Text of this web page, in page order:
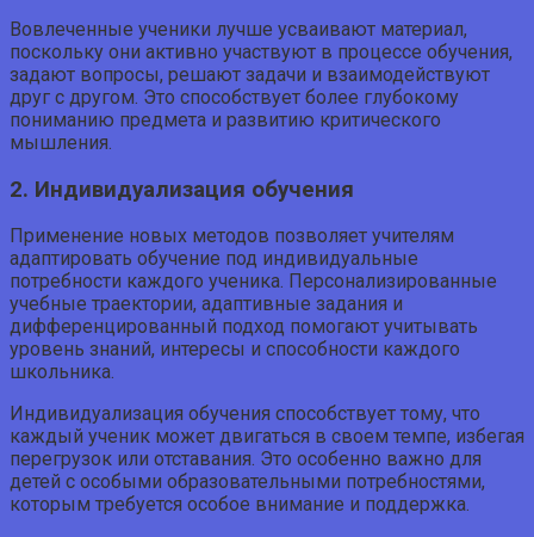
Вовлеченные ученики лучше усваивают материал,
поскольку они активно участвуют в процессе обучения,
задают вопросы, решают задачи и взаимодействуют
друг с другом. Это способствует более глубокому
пониманию предмета и развитию критического
мышления.
2. Индивидуализация обучения
Применение новых методов позволяет учителям
адаптировать обучение под индивидуальные
потребности каждого ученика. Персонализированные
учебные траектории, адаптивные задания и
дифференцированный подход помогают учитывать
уровень знаний, интересы и способности каждого
школьника.
Индивидуализация обучения способствует тому, что
каждый ученик может двигаться в своем темпе, избегая
перегрузок или отставания. Это особенно важно для
детей с особыми образовательными потребностями,
которым требуется особое внимание и поддержка.